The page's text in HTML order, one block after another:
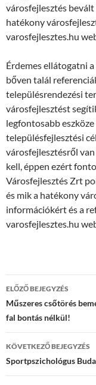
városfejlesztés
hatékony
varosfejlesztes.hu
Érdemes ellátogatni
bőven talál
településrendezési
városfejlesztést
legfontosabb
településfejlesztési
városfejlesztésről
kell, éppen ezért
Városfejlesztés Zrt
és mik a hatékony
információkért és a
varosfejlesztes.hu
Bejegyzés
navigáció
ELŐZŐ BEJEGYZÉS
Műszeres csőtörés
fal bontás nélkül!
KÖVETKEZŐ BEJEGYZÉS
Sportpszichológus